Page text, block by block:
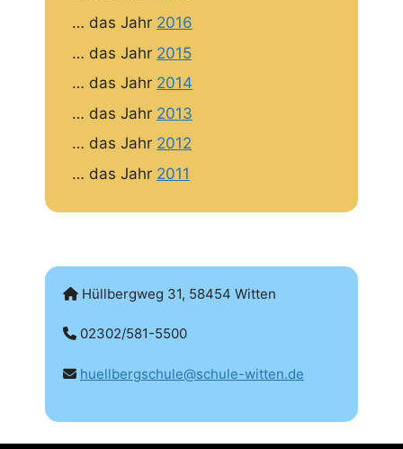
… das Jahr 2016
… das Jahr 2015
… das Jahr 2014
… das Jahr 2013
… das Jahr 2012
… das Jahr 2011
Hüllbergweg 31, 58454 Witten
02302/581-5500
huellbergschule@schule-witten.de